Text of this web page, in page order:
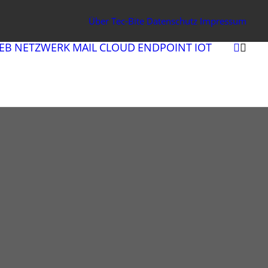
Über Tec-Bite Datenschutz Impressum
NETZWERK MAIL CLOUD ENDPOINT IOT